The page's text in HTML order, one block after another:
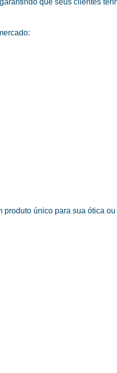
que seus clientes
único para sua ótica